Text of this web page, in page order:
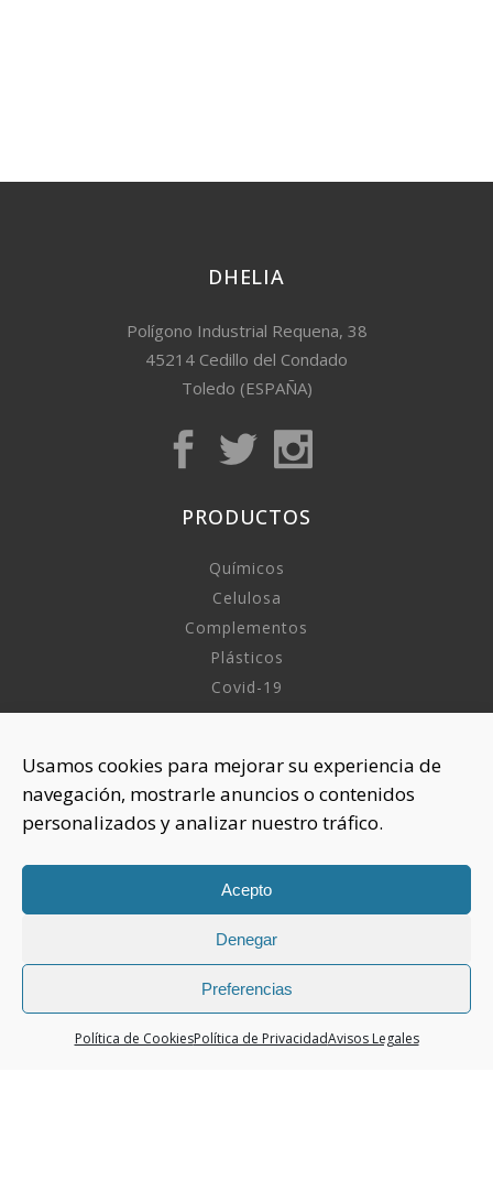
Usamos cookies para mejorar su experiencia de
navegación, mostrarle anuncios o contenidos
personalizados y analizar nuestro tráfico.
Acepto
Denegar
Preferencias
Política de CookiesPolítica de PrivacidadAvisos Legales
DHELIA
Polígono Industrial Requena, 38
45214 Cedillo del Condado
Toledo (ESPAÑA)
PRODUCTOS
Químicos
Celulosa
Complementos
Plásticos
Covid-19
Sobre nosotros
Aviso Legal
Política de Privacidad
Política Cookies
CONTACTAR
925 508 922
dhelia@dhelia.es